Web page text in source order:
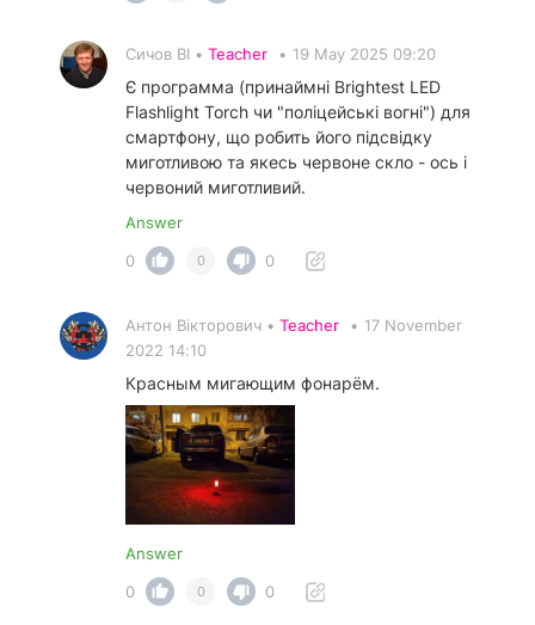
Сичов ВІ • Teacher • 19 May 2025 09:20
Є программа (принаймні Brightest LED
Flashlight Torch чи "поліцейські вогні") для
смартфону, що робить його підсвідку
миготливою та якесь червоне скло - ось і
червоний миготливий.
Answer
0
0 0
Антон Вікторович • Teacher • 17 November
2022 14:10
Красным мигающим фонарём.
Answer
0
0 0